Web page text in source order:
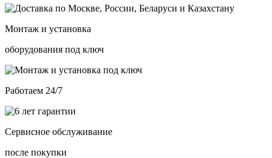
Монтаж и установка
оборудования под ключ
Работаем 24/7
Сервисное обслуживание
после покупки